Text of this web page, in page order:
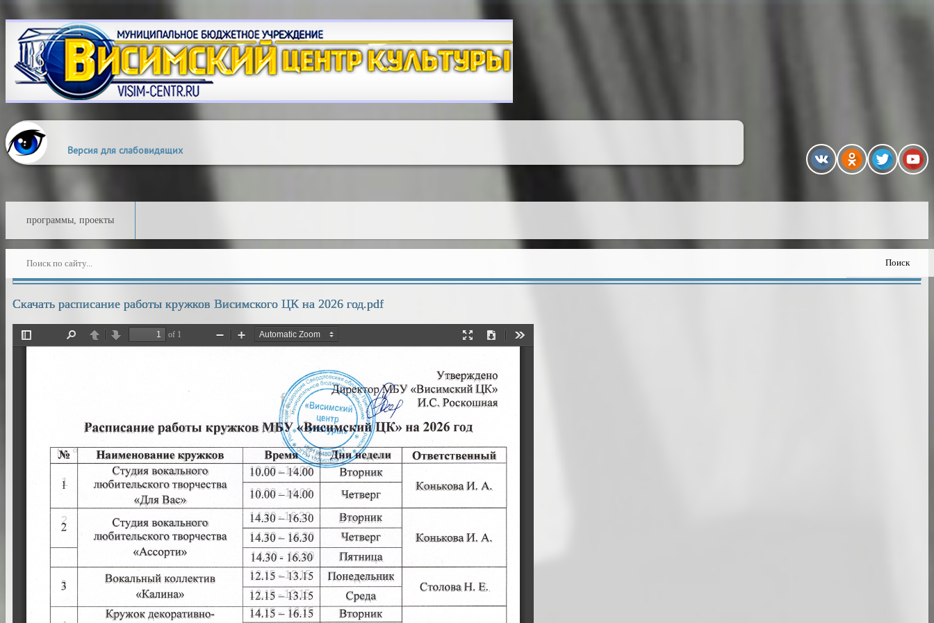
Цветовая схема:
Версия для слабовидящих
программы, проекты
Скачать расписание работы кружков Висимского ЦК на 2026 год.pdf
Toggle
PreviousNext
of 1
Presentation
Download
Zoom
Zoom
f$ (<~
"FF,J
Расписание работы кружков М' 1
\\ х
Утверждено
У «Висимский ЦК»
И.С. Роскошная
N º Наименование кружков
.~~'У1у
бо180
Врем ti,о~ едели
'
1 /'
Ответственный
1
Студия вокального
любительского творчества
«Для Вас»
10.00 - 14.00
Вторник
Конькова И. А.
10.00 - 14.00 Четверг
2 Студия вокального
любительского творчества
«Ассорти»
14.30 - 16.30
Вторник
Конькова И. А.
14.30 - 16.30
Четверг
14.30 - 16.30 Пятница
3 Вокальный коллектив
«Калина»
12.15 - 13.15
Понедельник
Столова Н. Е.
12.15 - 13.15 Среда
Кружок декоративно-
14.15 - 16.15
Вторник